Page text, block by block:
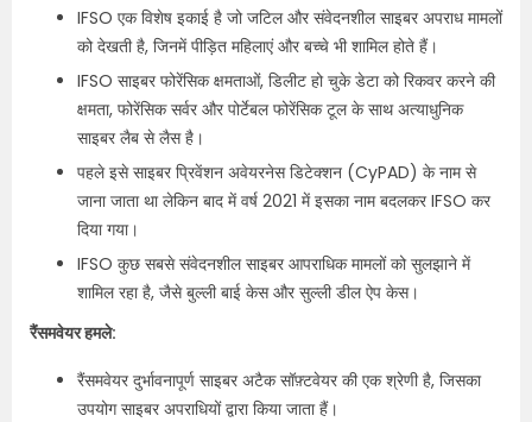
IFSO एक विशेष इकाई है जो जटिल और संवेदनशील साइबर अपराध मामलों
को देखती है, जिनमें पीड़ित महिलाएं और बच्चे भी शामिल होते हैं।
IFSO साइबर फोरेंसिक क्षमताओं, डिलीट हो चुके डेटा को रिकवर करने की
क्षमता, फोरेंसिक सर्वर और पोर्टेबल फोरेंसिक टूल के साथ अत्याधुनिक
साइबर लैब से लैस है।
पहले इसे साइबर प्रिवेंशन अवेयरनेस डिटेक्शन (CyPAD) के नाम से
जाना जाता था लेकिन बाद में वर्ष 2021 में इसका नाम बदलकर IFSO कर
दिया गया।
IFSO कुछ सबसे संवेदनशील साइबर आपराधिक मामलों को सुलझाने में
शामिल रहा है, जैसे बुल्ली बाई केस और सुल्ली डील ऐप केस।
रैंसमवेयर हमले:
रैंसमवेयर दुर्भावनापूर्ण साइबर अटैक सॉफ़्टवेयर की एक श्रेणी है, जिसका
उपयोग साइबर अपराधियों द्वारा किया जाता हैं।